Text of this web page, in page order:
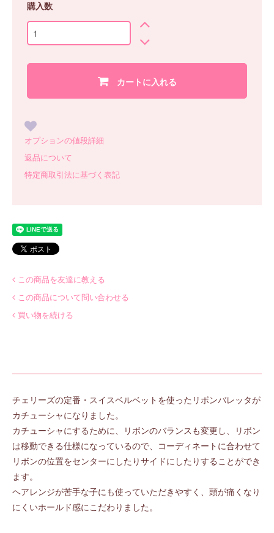
購入数
カートに入れる
オプションの値段詳細
返品について
特定商取引法に基づく表記
この商品を友達に教える
この商品について問い合わせる
買い物を続ける
チェリーズの定番・スイスベルベットを使ったリボンバレッタが
カチューシャになりました。
カチューシャにするために、リボンのバランスも変更し、リボン
は移動できる仕様になっているので、コーディネートに合わせて
リボンの位置をセンターにしたりサイドにしたりすることができ
ます。
ヘアレンジが苦手な子にも使っていただきやすく、頭が痛くなり
にくいホールド感にこだわりました。